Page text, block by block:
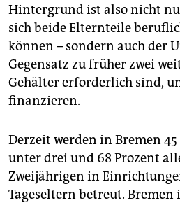
Hintergrund ist also nicht
sich beide Elternteile
können – sondern auch der
Gegensatz zu früher zwei
Gehälter erforderlich sind,
finanzieren.
Derzeit werden in Bremen
unter drei und 68 Prozent
Zweijährigen in
Tageseltern betreut.